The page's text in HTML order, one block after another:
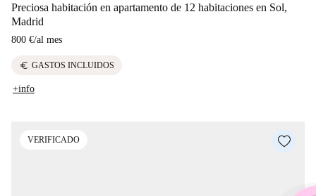
Preciosa habitación en apartamento de 12 habitaciones en Sol,
Madrid
800 €/al mes
euro GASTOS INCLUIDOS
+info
VERIFICADO